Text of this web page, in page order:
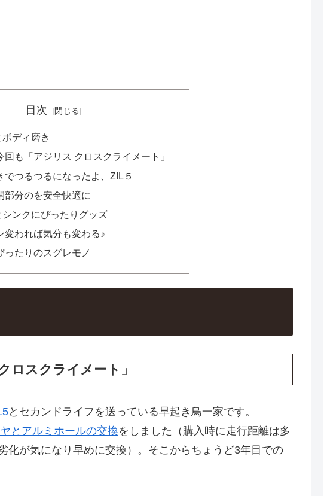
目次
ディ磨き
回も「アジリス クロスクライメート」
でつるつるになったよ、ZIL５
部分のを安全快適に
ンクにぴったりグッズ
変われば気分も変わる♪
ったりのスグレモノ
ロスクライメート」
とセカンドライフを送っている早起き鳥一家です。
とアルミホールの交換をしました（購入時に走行距離は多
化が気になり早めに交換）。そこからちょうど3年目での